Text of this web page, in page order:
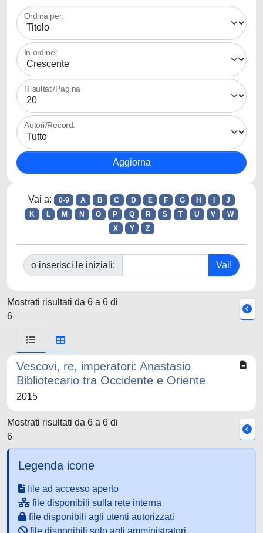
Ordina per:
In ordine:
Risultati/Pagina
Autori/Record:
Vai a: 0-9 A B C D E F G H
J
K
L M N O P Q R S T U V
W
X
Y Z
o inserisci le iniziali:
Mostrati risultati da 6 a 6 di
6
Vescovi, re, imperatori: Anastasio
Bibliotecario tra Occidente e Oriente
2015
Mostrati risultati da 6 a 6 di
6
Legenda icone
file ad accesso aperto
file disponibili sulla rete interna
file disponibili agli utenti autorizzati
file disponibili solo agli amministratori